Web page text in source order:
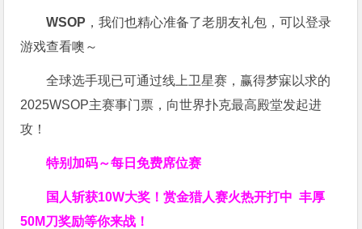
WSOP ，我们也精心准备了老朋友礼包，可以登录
游戏查看噢～
全球选手现已可通过线上卫星赛，赢得梦寐以求的
2025WSOP主赛事门票，向世界扑克最高殿堂发起进
攻！
特别加码～每日免费席位赛
国人斩获10W大奖！赏金猎人赛火热开打中 丰厚
50M刀奖励等你来战！